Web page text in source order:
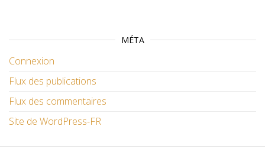
MÉTA
Connexion
Flux des publications
Flux des commentaires
Site de WordPress-FR